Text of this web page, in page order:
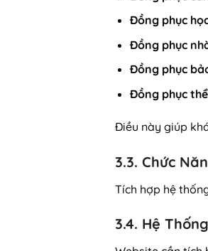
Đồng phục
Đồng phục
Đồng phục
Đồng phục
Điều này giúp
3.3. Chức
Tích hợp hệ
3.4. Hệ